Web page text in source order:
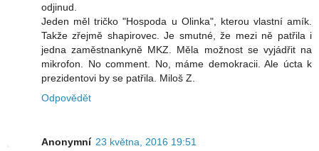
odjinud.
Jeden měl tričko "Hospoda u Olinka", kterou vlastní amík.
Takže zřejmě shapirovec. Je smutné, že mezi ně patřila i
jedna zaměstnankyně MKZ. Měla možnost se vyjádřit na
mikrofon. No comment. No, máme demokracii. Ale úcta k
prezidentovi by se patřila. Miloš Z.
Odpovědět
Anonymní 23 května, 2016 19:51